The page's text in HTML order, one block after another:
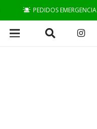
PEDIDOS EMERGENCIA